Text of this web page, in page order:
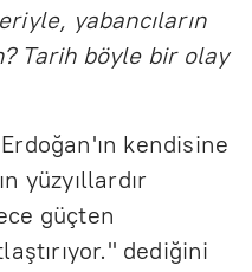
yabancıların
Tarih böyle bir olay
kendisine
yüzyıllardır
güçten
dediğini